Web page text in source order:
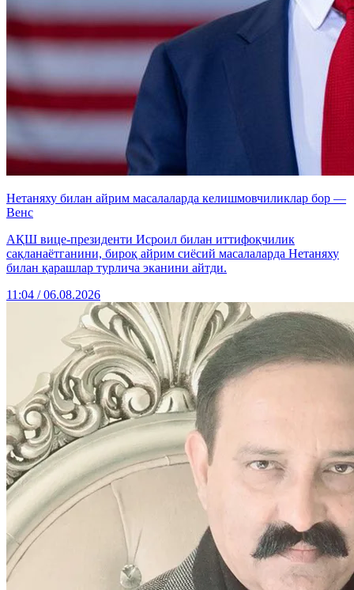
Нетаняху билан айрим масалаларда келишмовчиликлар бор —
Венс
АҚШ вице-президенти Исроил билан иттифоқчилик
сақланаётганини, бироқ айрим сиёсий масалаларда Нетаняху
билан қарашлар турлича эканини айтди.
11:04 / 06.08.2026